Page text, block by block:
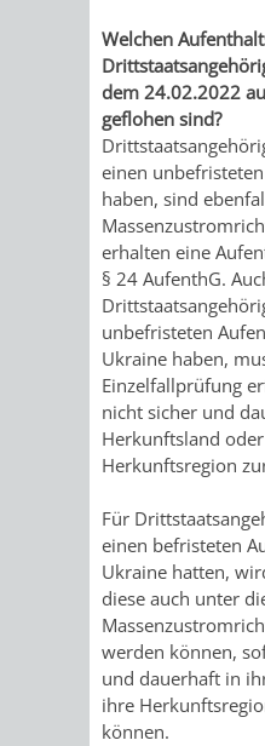
Welchen
dem 24.02.2022
geflohen sind?
einen
haben, sind
erhalten eine
§ 24 AufenthG.
unbefristeten
Ukraine haben,
Einzelfallprüfung
nicht sicher und
Herkunftsland
Herkunftsregion
Für
einen befristeten
Ukraine hatten,
diese auch unter
werden können,
und dauerhaft in
ihre
können.